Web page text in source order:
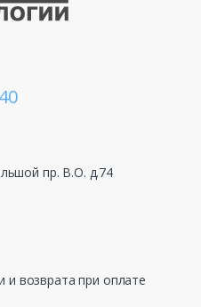
пр. В.О. д.74
и возврата при оплате